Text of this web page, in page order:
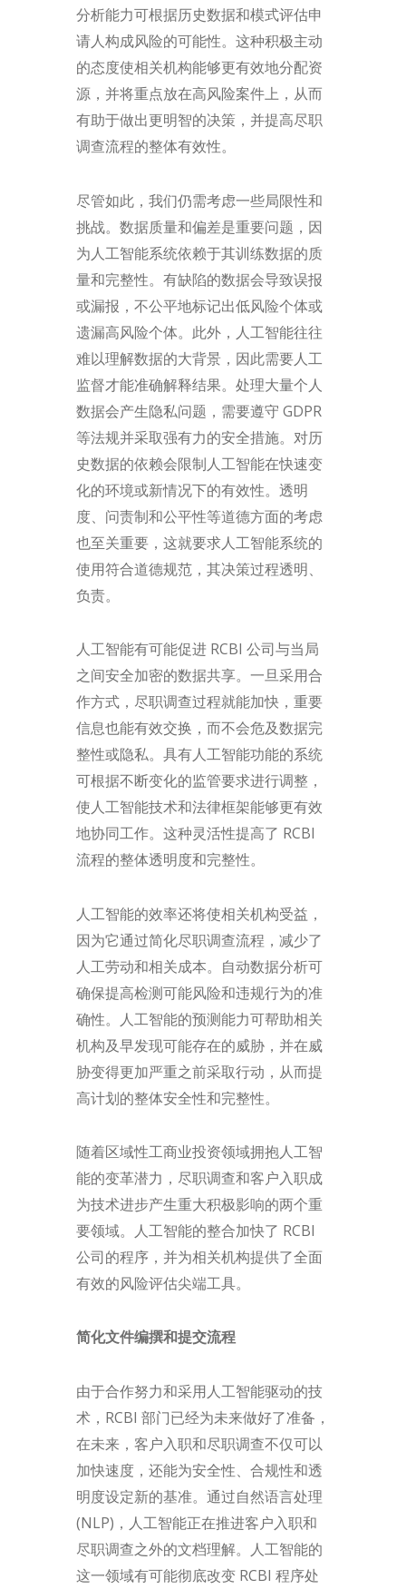
分析能力可根据历史数据和模式评估申
请人构成风险的可能性。这种积极主动
的态度使相关机构能够更有效地分配资
源，并将重点放在高风险案件上，从而
有助于做出更明智的决策，并提高尽职
调查流程的整体有效性。
尽管如此，我们仍需考虑一些局限性和
挑战。数据质量和偏差是重要问题，因
为人工智能系统依赖于其训练数据的质
量和完整性。有缺陷的数据会导致误报
或漏报，不公平地标记出低风险个体或
遗漏高风险个体。此外，人工智能往往
难以理解数据的大背景，因此需要人工
监督才能准确解释结果。处理大量个人
数据会产生隐私问题，需要遵守 GDPR
等法规并采取强有力的安全措施。对历
史数据的依赖会限制人工智能在快速变
化的环境或新情况下的有效性。透明
度、问责制和公平性等道德方面的考虑
也至关重要，这就要求人工智能系统的
使用符合道德规范，其决策过程透明、
负责。
人工智能有可能促进 RCBI 公司与当局
之间安全加密的数据共享。一旦采用合
作方式，尽职调查过程就能加快，重要
信息也能有效交换，而不会危及数据完
整性或隐私。具有人工智能功能的系统
可根据不断变化的监管要求进行调整，
使人工智能技术和法律框架能够更有效
地协同工作。这种灵活性提高了 RCBI
流程的整体透明度和完整性。
人工智能的效率还将使相关机构受益，
因为它通过简化尽职调查流程，减少了
人工劳动和相关成本。自动数据分析可
确保提高检测可能风险和违规行为的准
确性。人工智能的预测能力可帮助相关
机构及早发现可能存在的威胁，并在威
胁变得更加严重之前采取行动，从而提
高计划的整体安全性和完整性。
随着区域性工商业投资领域拥抱人工智
能的变革潜力，尽职调查和客户入职成
为技术进步产生重大积极影响的两个重
要领域。人工智能的整合加快了 RCBI
公司的程序，并为相关机构提供了全面
有效的风险评估尖端工具。
简化文件编撰和提交流程
由于合作努力和采用人工智能驱动的技
术，RCBI 部门已经为未来做好了准备，
在未来，客户入职和尽职调查不仅可以
加快速度，还能为安全性、合规性和透
明度设定新的基准。通过自然语言处理
(NLP)，人工智能正在推进客户入职和
尽职调查之外的文档理解。人工智能的
这一领域有可能彻底改变 RCBI 程序处